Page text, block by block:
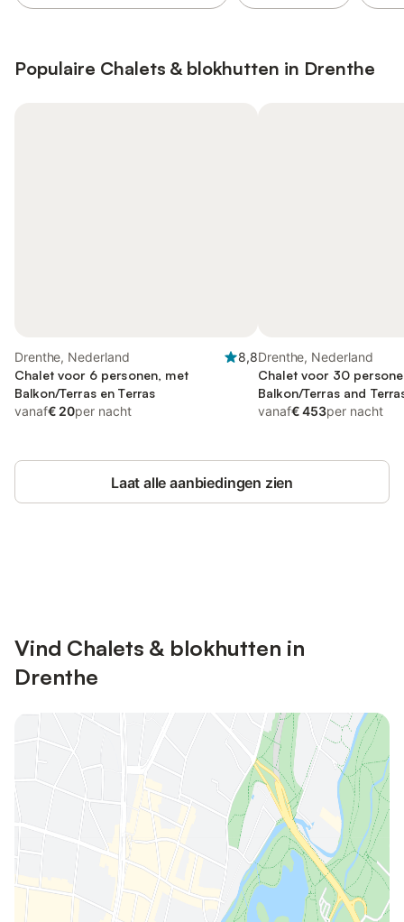
Populaire Chalets & blokhutten in Drenthe
Drenthe, Nederland
8,8
Chalet voor 6 personen, met
Balkon/Terras en Terras
vanaf€ 20per nacht
Drenthe, Nederland
Chalet voor 30
Balkon/Terras and
Uitzicht op het meer
vanaf€ 453per nacht
Laat alle aanbiedingen zien
Vind Chalets & blokhutten in
Drenthe